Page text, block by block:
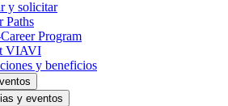
y solicitar
Paths
Program
VIAVI
y beneficios
y eventos